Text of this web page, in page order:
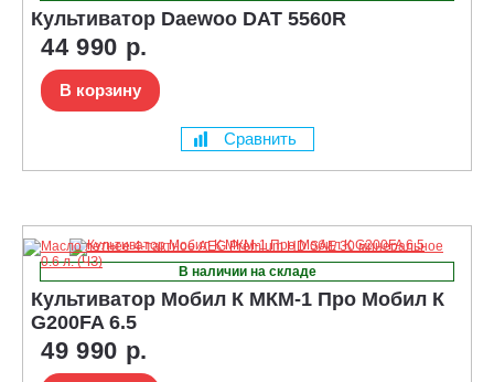
Культиватор Daewoo DAT 5560R
44 990 р.
В корзину
Сравнить
В наличии на складе
Культиватор Мобил К МКМ-1 Про Мобил К
G200FA 6.5
49 990 р.